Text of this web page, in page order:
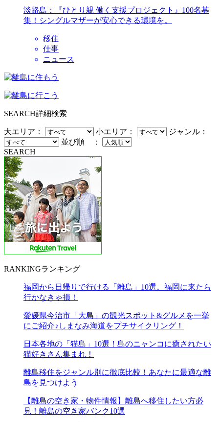
淡路島：『ひとり親 働く支援プロジェクト』100名募
集！シングルマザーが安心できる環境を。
移住
仕事
ニュース
SEARCH詳細検索
大エリア： 小エリア：
ジャンル：
並び順 ：
SEARCH
RANKINGランキング
福岡から日帰りで行ける「離島」10選。福岡に来たら
行かなきゃ損！
愛媛県今治市「大島」の観光スポット&グルメを一挙
にご紹介♪しまなみ海道をプチサイクリング！
日本各地の「猫島」10選！島のニャンコに癒されたい
猫好きさん集まれ！
離島移住をジャンル別に徹底比較！あなたに最適な離
島を見つけよう
【離島の空き家・物件情報】離島へ移住したい方必
見！離島の空き家バンク10選